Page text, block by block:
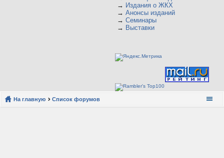
→ Издания о ЖКХ
→ Анонсы изданий
→ Семинары
→ Выставки
На главную Список форумов